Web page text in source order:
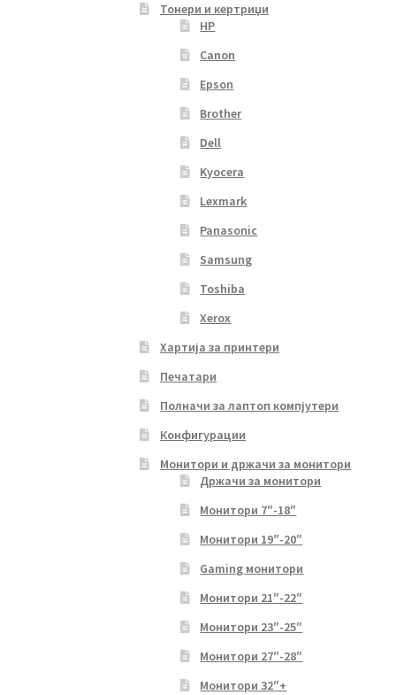
Тонери и кертриџи
HP
Canon
Epson
Brother
Dell
Kyocera
Lexmark
Panasonic
Samsung
Toshiba
Xerox
Хартија за принтери
Печатари
Полначи за лаптоп компјутери
Конфигурации
Монитори и држачи за монитори
Држачи за монитори
Монитори 7″-18″
Монитори 19″-20″
Gaming монитори
Монитори 21″-22″
Монитори 23″-25″
Монитори 27″-28″
Монитори 32″+